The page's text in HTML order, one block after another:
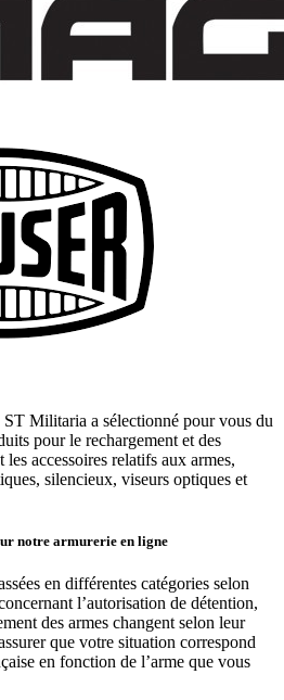
Militaria a sélectionné pour vous du
pour le rechargement et des
accessoires relatifs aux armes,
silencieux, viseurs optiques et
notre armurerie en ligne
en différentes catégories selon
l’autorisation de détention,
des armes changent selon leur
que votre situation correspond
en fonction de l’arme que vous